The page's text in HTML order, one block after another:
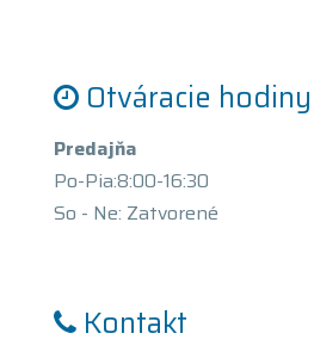
Otváracie hodiny
Predajňa
Po-Pia:8:00-16:30
So - Ne: Zatvorené
Kontakt